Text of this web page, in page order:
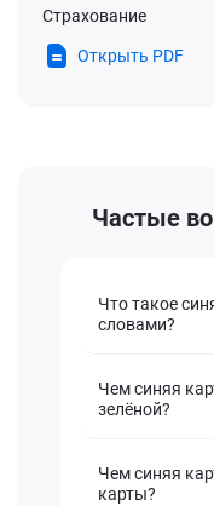
Страхование
Открыть PDF
Частые
Что такое
словами?
Чем синяя
зелёной?
Чем синяя
карты?